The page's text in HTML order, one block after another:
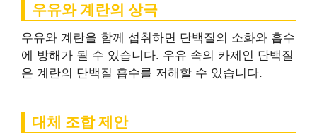
우유와 계란의 상극
우유와 계란을 함께 섭취하면 단백질의 소화와 흡수
에 방해가 될 수 있습니다. 우유 속의 카제인 단백질
은 계란의 단백질 흡수를 저해할 수 있습니다.
대체 조합 제안